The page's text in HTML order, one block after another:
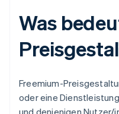
Was
Freemium-
oder eine